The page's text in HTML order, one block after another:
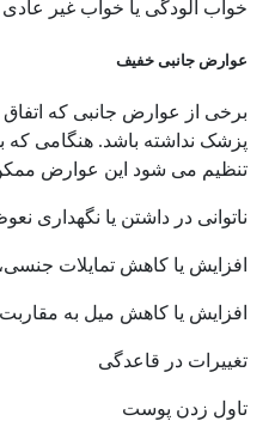
خواب آلودگی یا خواب غیر عادی
عوارض جانبی خفیف
برخی از عوارض جانبی که
پزشک نداشته باشد. هنگامی که
تنظیم می شود این عوارض
ناتوانی در داشتن یا نگهداری
افزایش یا کاهش تمایلات
افزایش یا کاهش میل به
تغییرات در قاعدگی
تاول زدن پوست